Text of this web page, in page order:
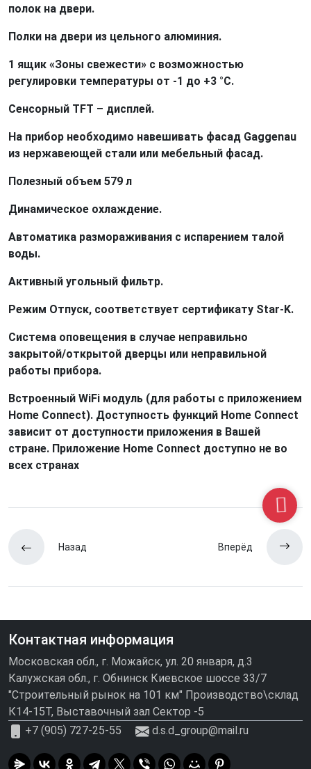
полок на двери.
Полки на двери из цельного алюминия.
1 ящик «Зоны свежести» с возможностью
регулировки температуры от -1 до +3 °C.
Сенсорный TFT – дисплей.
На прибор необходимо навешивать фасад Gaggenau
из нержавеющей стали или мебельный фасад.
Полезный объем 579 л
Динамическое охлаждение.
Автоматика размораживания с испарением талой
воды.
Активный угольный фильтр.
Режим Отпуск, соответствует сертификату Star-K.
Система оповещения в случае неправильно
закрытой/открытой дверцы или неправильной
работы прибора.
Встроенный WiFi модуль (для работы с приложением
Home Connect). Доступность функций Home Connect
зависит от доступности приложения в Вашей
стране. Приложение Home Connect доступно не во
всех странах
Назад Вперёд
Контактная информация
Московская обл., г. Можайск, ул. 20 января, д.3
Калужская обл., г. Обнинск Киевское шоссе 33/7
"Строительный рынок на 101 км" Производство\склад
К14-15Т, Выставочный зал Сектор -5
+7 (905) 727-25-55
d.s.d_group@mail.ru